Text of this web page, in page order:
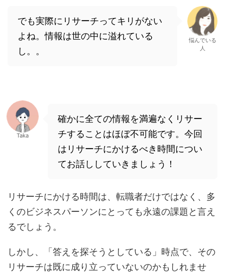
でも実際にリサーチってキリがない
よね。情報は世の中に溢れている
し。。
悩んでいる
人
Taka
確かに全ての情報を満遍なくリサー
チすることはほぼ不可能です。今回
はリサーチにかけるべき時間につい
てお話ししていきましょう！
リサーチにかける時間は、転職者だけではなく、多
くのビジネスパーソンにとっても永遠の課題と言え
るでしょう。
しかし、「答えを探そうとしている」時点で、その
リサーチは既に成り立っていないのかもしれませ